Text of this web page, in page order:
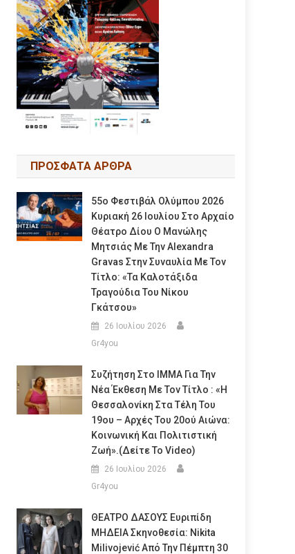
ΠΡΟΣΦΑΤΑ ΑΡΘΡΑ
55ο Φεστιβάλ Ολύμπου 2026
Κυριακή 26 Ιουλίου Στο Αρχαίο
Θέατρο Δίου Ο Μανώλης
Μητσιάς Με Την Alexandra
Gravas Στην Συναυλία Με Τον
Τίτλο: «τα Καλοτάξιδα
Τραγούδια Του Νίκου
Γκάτσου»
26 Ιουλίου 2026
Gr4you
Συζήτηση Στο ΙΜΜΑ Για Την
Νέα Έκθεση Με Τον Τίτλο : «Η
Θεσσαλονίκη Στα Τέλη Του
19ου – Αρχές Του 20ού Αιώνα:
Κοινωνική Και Πολιτιστική
Ζωή».(Δείτε Το Video)
26 Ιουλίου 2026
Gr4you
ΘΕΑΤΡΟ ΔΑΣΟΥΣ Ευριπίδη
ΜΗΔΕΙΑ Σκηνοθεσία: Nikita
Milivojević Από Την Πέμπτη 30